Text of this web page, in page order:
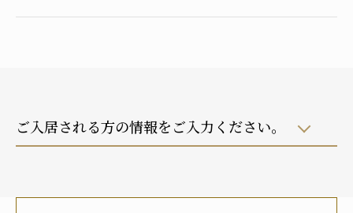
ご入居される方の情報をご入力ください。
自宅におり、介護サービスは利用していない